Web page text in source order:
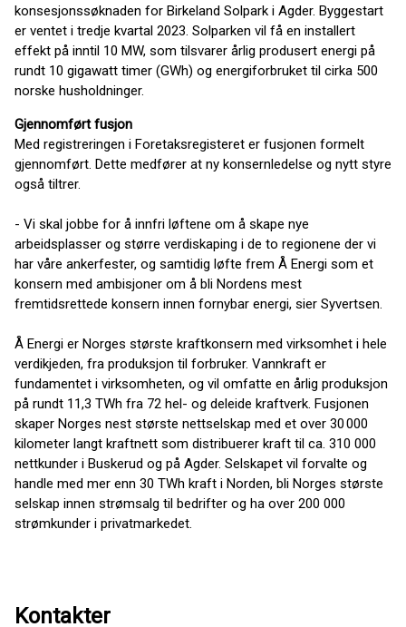
konsesjonssøknaden for Birkeland Solpark i Agder. Byggestart
er ventet i tredje kvartal 2023. Solparken vil få en installert
effekt på inntil 10 MW, som tilsvarer årlig produsert energi på
rundt 10 gigawatt timer (GWh) og energiforbruket til cirka 500
norske husholdninger.
Gjennomført fusjon
Med registreringen i Foretaksregisteret er fusjonen formelt
gjennomført. Dette medfører at ny konsernledelse og nytt styre
også tiltrer.
- Vi skal jobbe for å innfri løftene om å skape nye
arbeidsplasser og større verdiskaping i de to regionene der vi
har våre ankerfester, og samtidig løfte frem Å Energi som et
konsern med ambisjoner om å bli Nordens mest
fremtidsrettede konsern innen fornybar energi, sier Syvertsen.
Å Energi er Norges største kraftkonsern med virksomhet i hele
verdikjeden, fra produksjon til forbruker. Vannkraft er
fundamentet i virksomheten, og vil omfatte en årlig produksjon
på rundt 11,3 TWh fra 72 hel- og deleide kraftverk. Fusjonen
skaper Norges nest største nettselskap med et over 30 000
kilometer langt kraftnett som distribuerer kraft til ca. 310 000
nettkunder i Buskerud og på Agder. Selskapet vil forvalte og
handle med mer enn 30 TWh kraft i Norden, bli Norges største
selskap innen strømsalg til bedrifter og ha over 200 000
strømkunder i privatmarkedet.
Kontakter